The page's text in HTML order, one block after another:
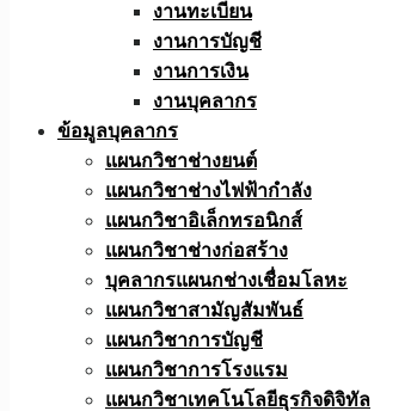
งานทะเบียน
งานการบัญชี
งานการเงิน
งานบุคลากร
ข้อมูลบุคลากร
แผนกวิชาช่างยนต์
แผนกวิชาช่างไฟฟ้ากำลัง
แผนกวิชาอิเล็กทรอนิกส์
แผนกวิชาช่างก่อสร้าง
บุคลากรแผนกช่างเชื่อมโลหะ
แผนกวิชาสามัญสัมพันธ์
แผนกวิชาการบัญชี
แผนกวิชาการโรงแรม
แผนกวิชาเทคโนโลยีธุรกิจดิจิทัล